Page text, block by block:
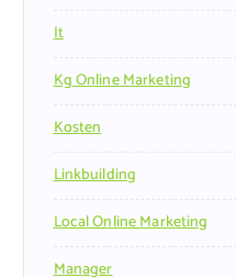
It
Kg Online Marketing
Kosten
Linkbuilding
Local Online Marketing
Manager